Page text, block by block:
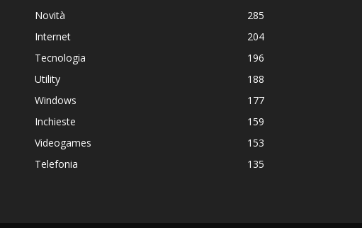
Novità
285
Internet
204
Tecnologia
196
Utility
188
Windows
177
Inchieste
159
Videogames
153
Telefonia
135